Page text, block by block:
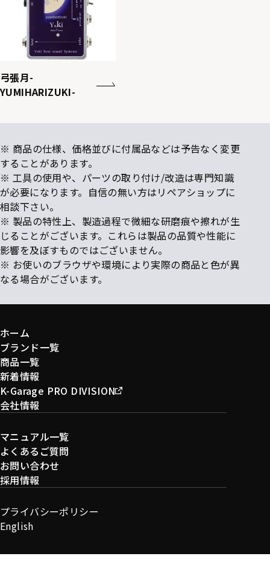
弓張月-
YUMIHARIZUKI-
※ 商品の仕様、価格並びに付属品などは予告なく変更
することがあります。
※ 工具の使用や、パーツの取り付け/改造は専門知識
が必要になります。自信の無い方はリペアショップに
相談下さい。
※ 製品の特性上、製造過程で微細な研磨痕や擦れが生
じることがございます。これらは製品の品質や性能に
影響を及ぼすものではございません。
※ お使いのブラウザや環境により実際の商品と色が異
なる場合がございます。
ホーム
ブランド一覧
商品一覧
新着情報
K-Garage PRO DIVISION
会社情報
マニュアル一覧
よくあるご質問
お問い合わせ
採用情報
プライバシーポリシー
English